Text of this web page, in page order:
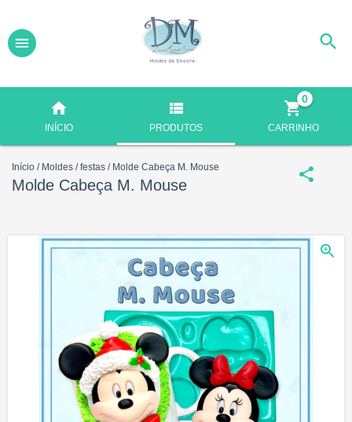
INÍCIO PRODUTOS CARRINHO
0
Início / Moldes / festas / Molde Cabeça M. Mouse
Molde Cabeça M. Mouse